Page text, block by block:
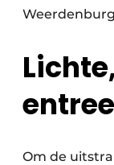
Om de